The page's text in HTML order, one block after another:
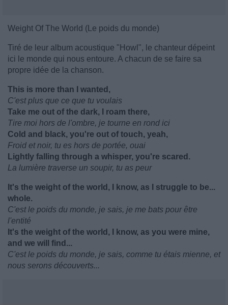
Weight Of The World (Le poids du monde)
Tiré de leur album acoustique "Howl", le chanteur dépeint
ici le monde qui nous entoure. A chacun de se faire sa
propre idée de la chanson.
This is more than I wanted,
C'est plus que ce que tu voulais
Take me out of the dark, I roam there,
Tire moi hors de l'ombre, je tourne en rond ici
Cold and black, you're out of touch, yeah,
Froid et noir, tu es hors de portée, ouai
Lightly falling through a whisper, you're scared.
La lumière traverse un soupir, tu as peur
It's the weight of the world, I know, as I struggle to be...
whole.
C'est le poids du monde, je sais, je me bats pour être
l'entité
It's the weight of the world, I know, as you were mine,
and we will find...
C'est le poids du monde, je sais, comme tu étais mienne, et
nous serons découverts...